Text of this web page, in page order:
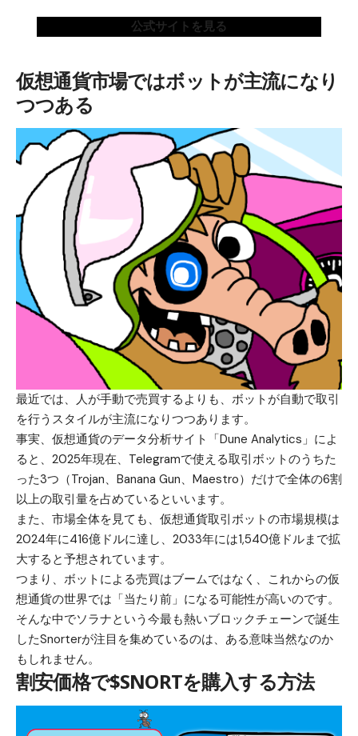
公式サイトを見る
仮想通貨市場ではボットが主流になり
つつある
最近では、人が手動で売買するよりも、ボットが自動で取引
を行うスタイルが主流になりつつあります。
事実、仮想通貨のデータ分析サイト「Dune Analytics」によ
ると、2025年現在、Telegramで使える取引ボットのうちた
った3つ（Trojan、Banana Gun、Maestro）だけで全体の6割
以上の取引量を占めているといいます。
また、市場全体を見ても、仮想通貨取引ボットの市場規模は
2024年に416億ドルに達し、2033年には1,540億ドルまで拡
大すると予想されています。
つまり、ボットによる売買はブームではなく、これからの仮
想通貨の世界では「当たり前」になる可能性が高いのです。
そんな中でソラナという今最も熱いブロックチェーンで誕生
したSnorterが注目を集めているのは、ある意味当然なのか
もしれません。
割安価格で$SNORTを購入する方法